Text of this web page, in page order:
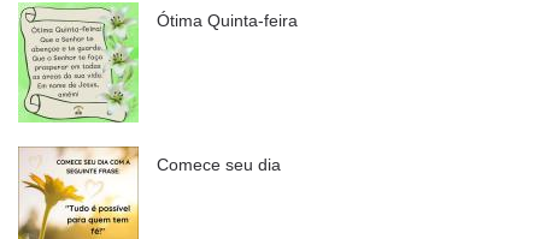
Ótima Quinta-feira
Comece seu dia